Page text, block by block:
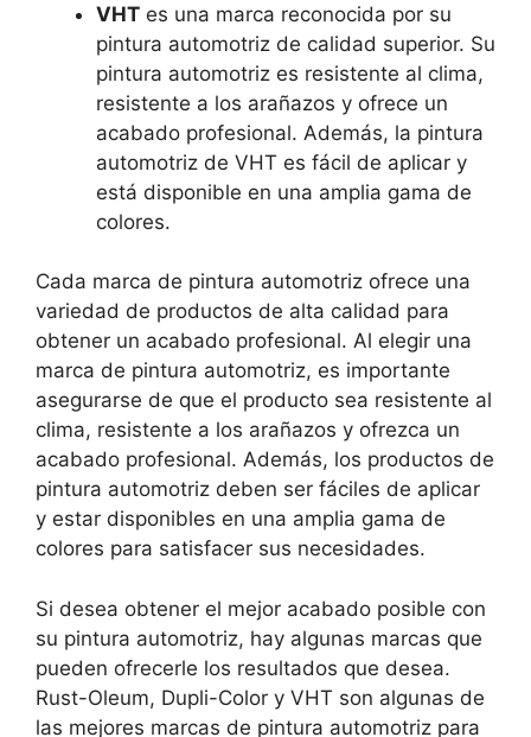
VHT es una marca reconocida por su
pintura automotriz de calidad superior. Su
pintura automotriz es resistente al clima,
resistente a los arañazos y ofrece un
acabado profesional. Además, la pintura
automotriz de VHT es fácil de aplicar y
está disponible en una amplia gama de
colores.
Cada marca de pintura automotriz ofrece una
variedad de productos de alta calidad para
obtener un acabado profesional. Al elegir una
marca de pintura automotriz, es importante
asegurarse de que el producto sea resistente al
clima, resistente a los arañazos y ofrezca un
acabado profesional. Además, los productos de
pintura automotriz deben ser fáciles de aplicar
y estar disponibles en una amplia gama de
colores para satisfacer sus necesidades.
Si desea obtener el mejor acabado posible con
su pintura automotriz, hay algunas marcas que
pueden ofrecerle los resultados que desea.
Rust-Oleum, Dupli-Color y VHT son algunas de
las mejores marcas de pintura automotriz para